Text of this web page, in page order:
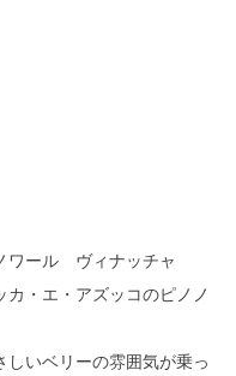
ワール ヴィナッチャ
・エ・アズッコのピノノ
いベリーの雰囲気が乗っ